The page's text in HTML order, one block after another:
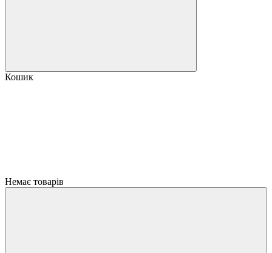
Кошик
Немає товарів